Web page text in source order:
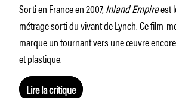
Sorti en France en 2007,Inland Empireest
métrage sorti du vivant de Lynch. Ce film-
marque un tournant vers une œuvre
et plastique.
Lire la critique